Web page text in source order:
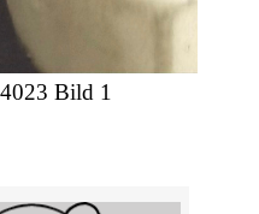
Bild 1